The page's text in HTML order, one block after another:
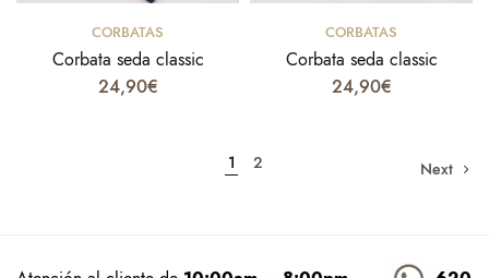
Select options
CORBATAS
Corbata seda classic
24,90€
Select options
CORBATAS
Corbata seda classic
24,90€
1 2 Next